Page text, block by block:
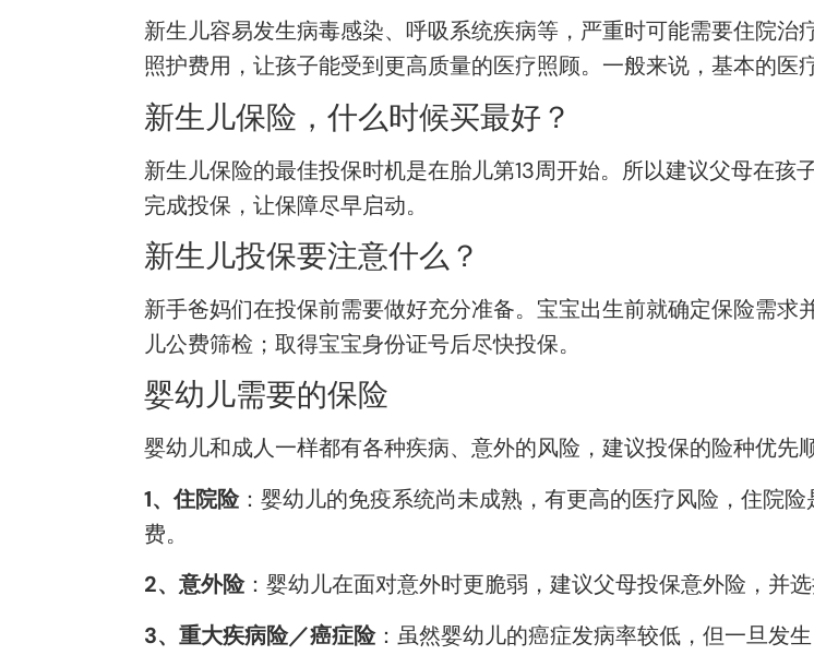
新生儿容易发生病毒感染、呼吸系统疾病等，严重时可能需要住院
照护费用，让孩子能受到更高质量的医疗照顾。一般来说，基本的医
新生儿保险，什么时候买最好？
新生儿保险的最佳投保时机是在胎儿第13周开始。所以建议父母在
完成投保，让保障尽早启动。
新生儿投保要注意什么？
新手爸妈们在投保前需要做好充分准备。宝宝出生前就确定保险需
儿公费筛检；取得宝宝身份证号后尽快投保。
婴幼儿需要的保险
婴幼儿和成人一样都有各种疾病、意外的风险，建议投保的险种优先
1、住院险：婴幼儿的免疫系统尚未成熟，有更高的医疗风险，住院
费。
2、意外险：婴幼儿在面对意外时更脆弱，建议父母投保意外险，并
3、重大疾病险／癌症险：虽然婴幼儿的癌症发病率较低，但一旦发生